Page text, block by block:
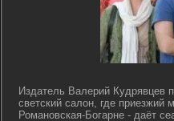
Издатель Валерий Кудрявцев
светский салон, где приезжий
Романовская-Богарне - даёт